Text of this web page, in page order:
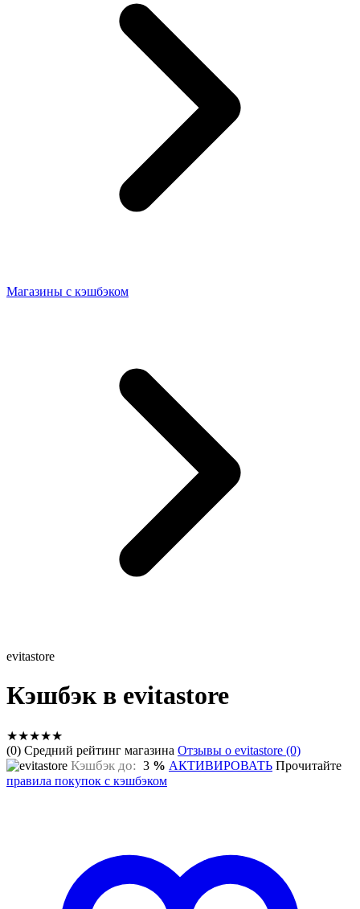
Магазины с кэшбэком
evitastore
Кэшбэк в evitastore
★★★★★
(0) Средний рейтинг магазина Отзывы о evitastore (0)
Кэшбэк до: 3 % АКТИВИРОВАТЬ Прочитайте
правила покупок с кэшбэком